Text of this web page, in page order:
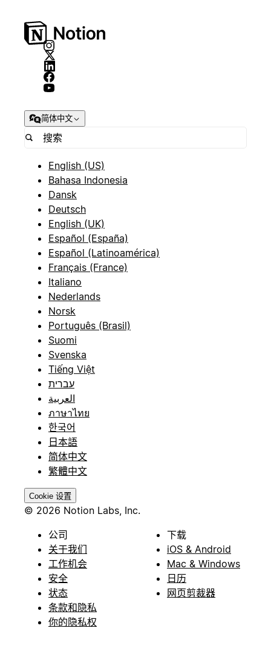
简体中文
English (US)
Bahasa Indonesia
Dansk
Deutsch
English (UK)
Español (España)
Español (Latinoamérica)
Français (France)
Italiano
Nederlands
Norsk
Português (Brasil)
Suomi
Svenska
Tiếng Việt
עברית
العربية
ภาษาไทย
한국어
日本語
简体中文
繁體中文
Cookie 设置
© 2026 Notion Labs, Inc.
公司
关于我们
工作机会
安全
状态
条款和隐私
你的隐私权
下载
iOS & Android
Mac & Windows
日历
网页剪裁器